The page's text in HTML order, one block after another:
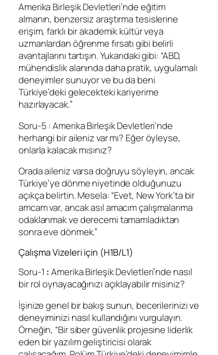
Amerika Birleşik Devletleri’nde eğitim
almanın, benzersiz araştırma tesislerine
erişim, farklı bir akademik kültür veya
uzmanlardan öğrenme fırsatı gibi belirli
avantajlarını tartışın. Yukarıdaki gibi: “ABD,
mühendislik alanında daha pratik, uygulamalı
deneyimler sunuyor ve bu da beni
Türkiye’deki gelecekteki kariyerime
hazırlayacak.”
Soru-5 : Amerika Birleşik Devletleri’nde
herhangi bir aileniz var mı? Eğer öyleyse,
onlarla kalacak mısınız?
Orada aileniz varsa doğruyu söyleyin, ancak
Türkiye’ye dönme niyetinde olduğunuzu
açıkça belirtin. Mesela: “Evet, New York’ta bir
amcam var, ancak asıl amacım çalışmalarıma
odaklanmak ve derecemi tamamladıktan
sonra eve dönmek.”
Çalışma Vizeleri için (H1B/L1)
Soru-1 :Amerika Birleşik Devletleri’nde nasıl
bir rol oynayacağınızı açıklayabilir misiniz?
İşinize genel bir bakış sunun, becerilerinizi ve
deneyiminizi nasıl kullandığını vurgulayın.
Örneğin, “Bir siber güvenlik projesine liderlik
eden bir yazılım geliştiricisi olarak